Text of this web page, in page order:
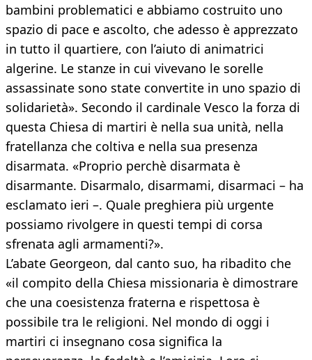
bambini problematici e abbiamo costruito uno
spazio di pace e ascolto, che adesso è apprezzato
in tutto il quartiere, con l’aiuto di animatrici
algerine. Le stanze in cui vivevano le sorelle
assassinate sono state convertite in uno spazio di
solidarietà». Secondo il cardinale Vesco la forza di
questa Chiesa di martiri è nella sua unità, nella
fratellanza che coltiva e nella sua presenza
disarmata. «Proprio perchè disarmata è
disarmante. Disarmalo, disarmami, disarmaci – ha
esclamato ieri –. Quale preghiera più urgente
possiamo rivolgere in questi tempi di corsa
sfrenata agli armamenti?».
L’abate Georgeon, dal canto suo, ha ribadito che
«il compito della Chiesa missionaria è dimostrare
che una coesistenza fraterna e rispettosa è
possibile tra le religioni. Nel mondo di oggi i
martiri ci insegnano cosa significa la